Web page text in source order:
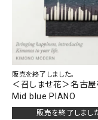
販売を終了しました。
＜召しませ花＞名古屋
Mid blue PIANO
販売を終了しました